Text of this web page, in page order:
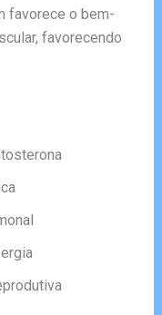
favorece o bem-
favorecendo